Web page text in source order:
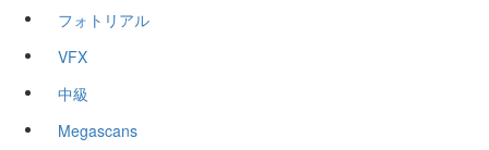
フォトリアル
VFX
中級
Megascans